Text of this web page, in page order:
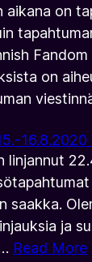
aikana on
on
linjannut
saakka.
ja
Read More